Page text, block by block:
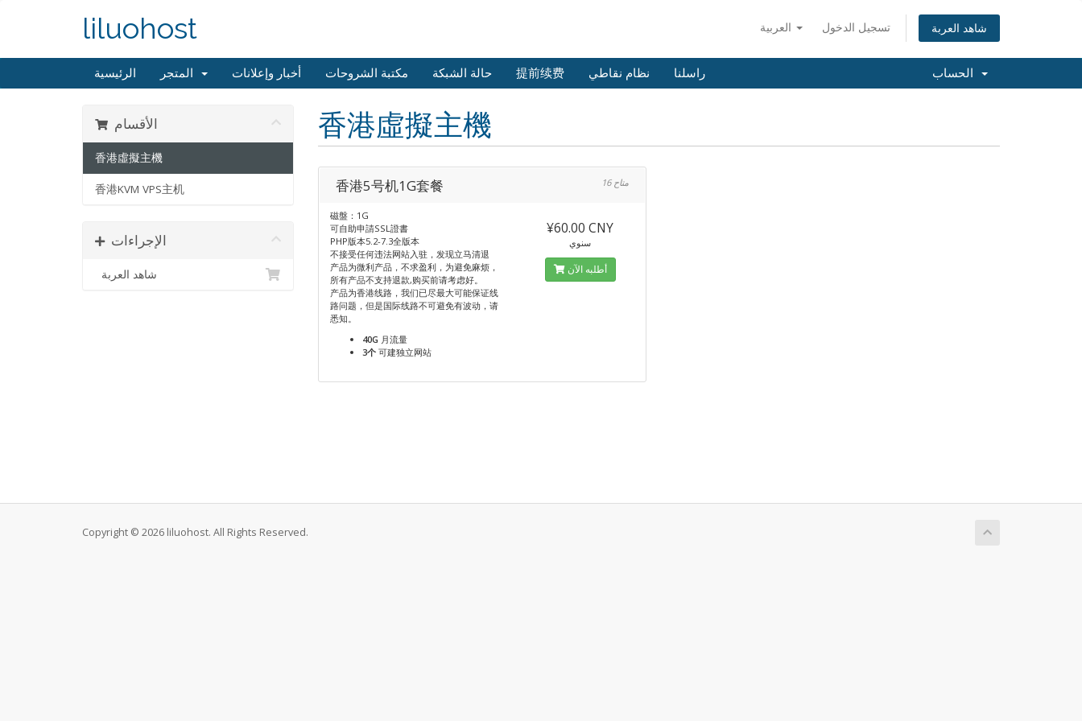
تسجيل الدخول شاهد العربة liluohost
الرئيسية أخبار وإعلانات مكتبة الشروحات حالة الشبكة 提前续费 نظام نقاطي راسلنا
香港虛擬主機 الأقسام
香港虛擬主機
香港KVM VPS主机
الإجراءات
شاهد العربة
香港5号机1G套餐 16 متاح
磁盤：1G
可自助申請SSL證書
PHP版本5.2-7.3全版本
不接受任何违法网站入驻，发现立马清退
产品为微利产品，不求盈利，为避免麻烦，
所有产品不支持退款,购买前请考虑好。
产品为香港线路，我们已尽最大可能保证线
路问题，但是国际线路不可避免有波动，请
悉知。
40G 月流量
3个可建独立网站
¥60.00 CNY
سنوي
أطلبه الآن
Copyright © 2026 liluohost. All Rights Reserved.